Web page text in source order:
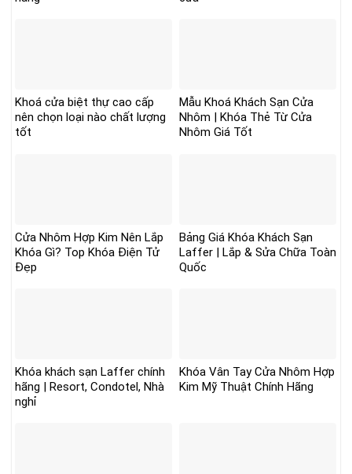
Khoá cửa biệt thự cao cấp
nên chọn loại nào chất lượng
tốt
Mẫu Khoá Khách Sạn Cửa
Nhôm | Khóa Thẻ Từ Cửa
Nhôm Giá Tốt
Cửa Nhôm Hợp Kim Nên Lắp
Khóa Gì? Top Khóa Điện Tử
Đẹp
Bảng Giá Khóa Khách Sạn
Laffer | Lắp & Sửa Chữa Toàn
Quốc
Khóa khách sạn Laffer chính
hãng | Resort, Condotel, Nhà
nghỉ
Khóa Vân Tay Cửa Nhôm Hợp
Kim Mỹ Thuật Chính Hãng